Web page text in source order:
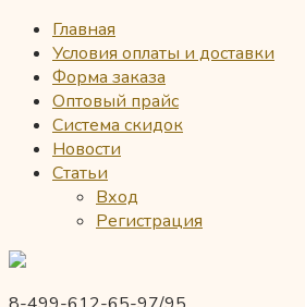
Главная
Условия оплаты и доставки
Форма заказа
Оптовый прайс
Система скидок
Новости
Статьи
Вход
Регистрация